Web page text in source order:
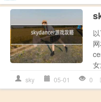
sky 05-01 0